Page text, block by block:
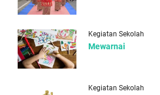
Kegiatan Sekolah
Mewarnai
Kegiatan Sekolah